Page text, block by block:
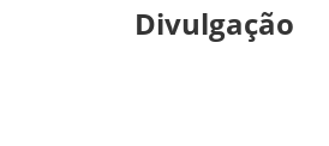
Divulgação